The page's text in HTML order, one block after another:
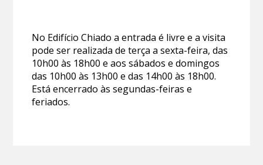
No Edifício Chiado a entrada é livre e a visita
pode ser realizada de terça a sexta-feira, das
10h00 às 18h00 e aos sábados e domingos
das 10h00 às 13h00 e das 14h00 às 18h00.
Está encerrado às segundas-feiras e
feriados.